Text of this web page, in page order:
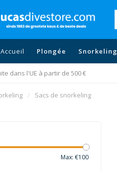
Accueil Plongée Snorkeling
dans l'UE à partir de 500 €
/ Sacs de snorkeling
Max: €100